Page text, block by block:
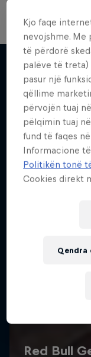
Më shumë
Kjo faqe
nevojshme.
të përdorë
palëve të
pasur një
qëllime
përvojën tuaj
pëlqimin tuaj
fund të faqes
Informacione
Politikën tonë
Cookies direkt
Qendra